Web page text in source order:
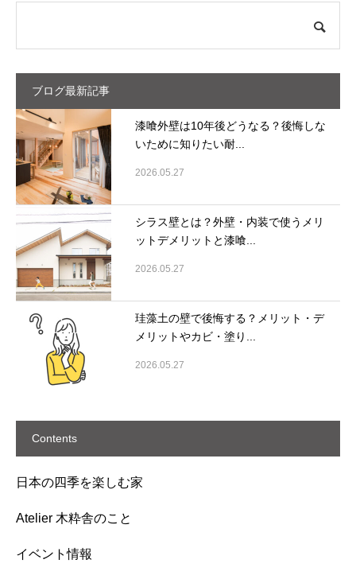
ブログ最新記事
漆喰外壁は10年後どうなる？後悔しな
いために知りたい耐...
2026.05.27
シラス壁とは？外壁・内装で使うメリ
ットデメリットと漆喰...
2026.05.27
珪藻土の壁で後悔する？メリット・デ
メリットやカビ・塗り...
2026.05.27
Contents
日本の四季を楽しむ家
Atelier 木粋舎のこと
イベント情報